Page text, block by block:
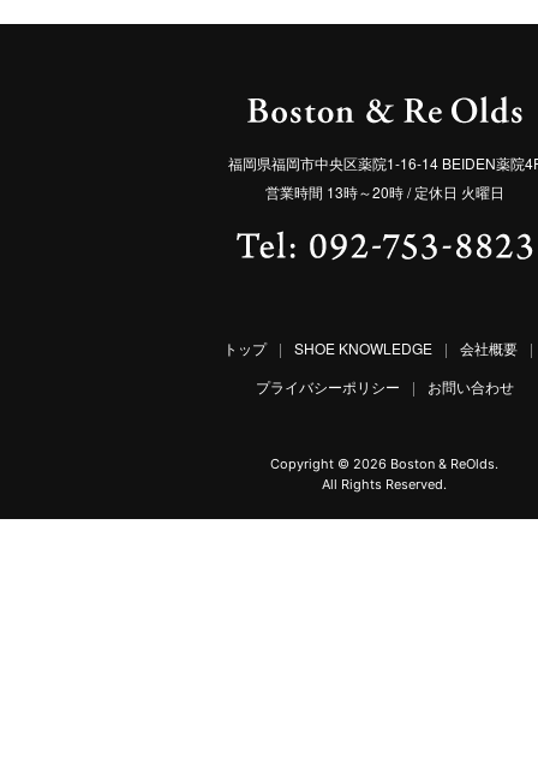
福岡県福岡市中央区薬院1-16-14 BEIDEN薬院
営業時間 13時～20時 / 定休日 火曜日
トップ | SHOE KNOWLEDGE | 会社概要
|
プライバシーポリシー
| お問い合わせ
Copyright © 2026 Boston & ReOlds.
All Rights Reserved.